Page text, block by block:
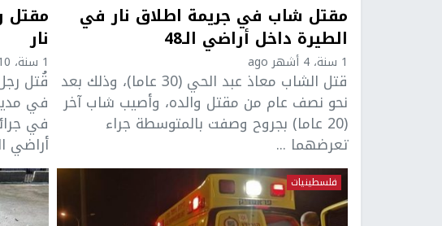
مقتل شاب في جريمة اطلاق نار في
الطيرة داخل أراضي الـ48
1 سنة، 4 أشهر ago
قتل الشاب معاذ عبد الحي (30 عاما)، وذلك بعد
نحو نصف عام من مقتل والده، وأصيب شاب آخر
(20 عاما) بجروح وصفت بالمتوسطة جراء
تعرضهما ...
مقتل
نار
1 سنة، 10 أشهر ago
قُتل
في
في
أراضي الـ48،
فلسطينيات